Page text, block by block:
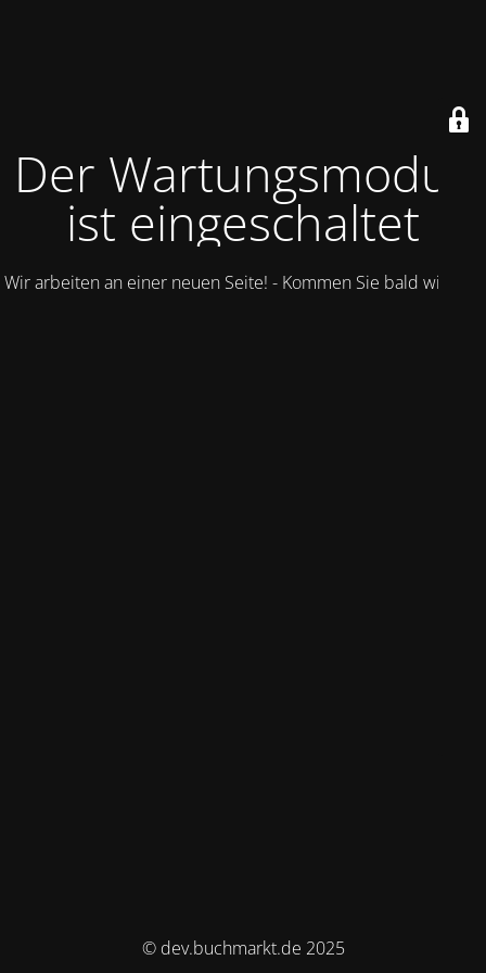
Der Wartungsmodus
ist eingeschaltet
Wir arbeiten an einer neuen Seite! - Kommen Sie bald wieder.
© dev.buchmarkt.de 2025